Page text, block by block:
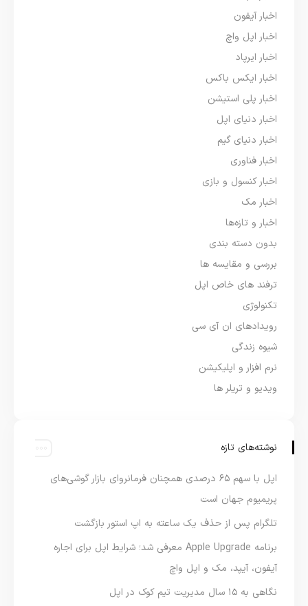
اخبار آیفون
اخبار اپل واچ
اخبار ایرپاد
اخبار ایکس باکس
اخبار پلی استیشن
اخبار دنیای اپل
اخبار دنیای گیم
اخبار فناوری
اخبار کنسول و بازی
اخبار مک
اخبار و تازه‌ها
بدون دسته بندی
بررسی و مقایسه ها
ترفند های خاص اپل
تکنولوژی
رویدادهای ان آی سی
شیوه زندگی
نرم افزار و اپلیکیشن
ویدیو و تریلر ها
نوشته‌های تازه
اپل با سهم ۶۵ درصدی همچنان فرمانروای بازار گوشی‌های
پریمیوم جهان است
تلگرام پس از حذف یک ساعته به اپ استور بازگشت
برنامه Apple Upgrade معرفی شد؛ شرایط اپل برای اجاره
آیفون، آیپد، مک و اپل واچ
نگاهی به ۱۵ سال مدیریت تیم کوک در اپل